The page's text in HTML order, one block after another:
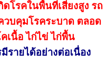
ดโรคในพื้นที่เสี่ยงสูง รถ
วบคุมโรคระบาด ตลอด
เนื้อ ไก่ไข่ ไก่พื้น
รายได้อย่างต่อเนื่อง